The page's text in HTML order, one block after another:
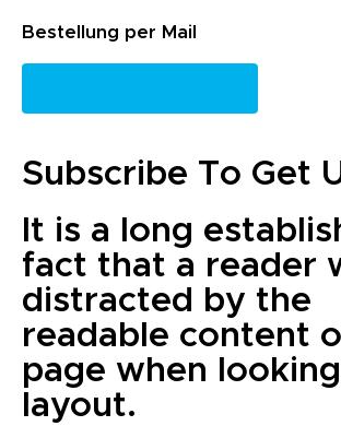
Bestellung per Mail
Subscribe To Get
It is a long
fact that a reader
distracted by the
readable content
page when
layout.